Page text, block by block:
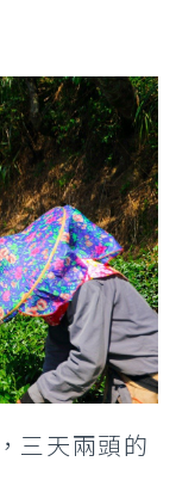
三天兩頭的